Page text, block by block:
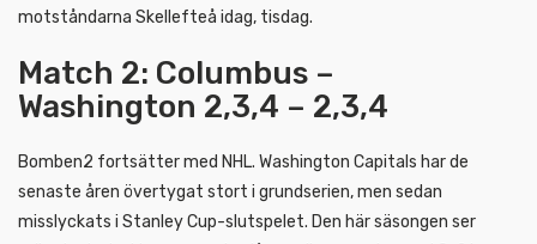
motståndarna Skellefteå idag, tisdag.
Match 2: Columbus –
Washington 2,3,4 – 2,3,4
Bomben2 fortsätter med NHL. Washington Capitals har de
senaste åren övertygat stort i grundserien, men sedan
misslyckats i Stanley Cup-slutspelet. Den här säsongen ser